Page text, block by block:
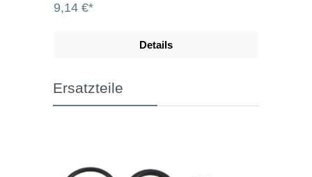
9,14 €*
Details
Ersatzteile